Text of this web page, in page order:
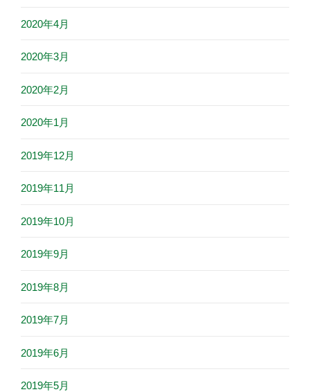
2020年4月
2020年3月
2020年2月
2020年1月
2019年12月
2019年11月
2019年10月
2019年9月
2019年8月
2019年7月
2019年6月
2019年5月